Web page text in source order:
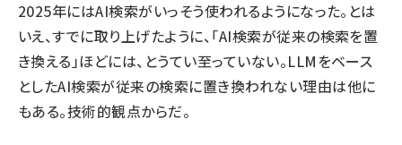
2025年にはAI検索がいっそう使われるようになった。とは
いえ、すでに取り上げたように、「AI検索が従来の検索を置
き換える」ほどには、とうてい至っていない。LLMをベース
としたAI検索が従来の検索に置き換われない理由は他に
もある。技術的観点からだ。